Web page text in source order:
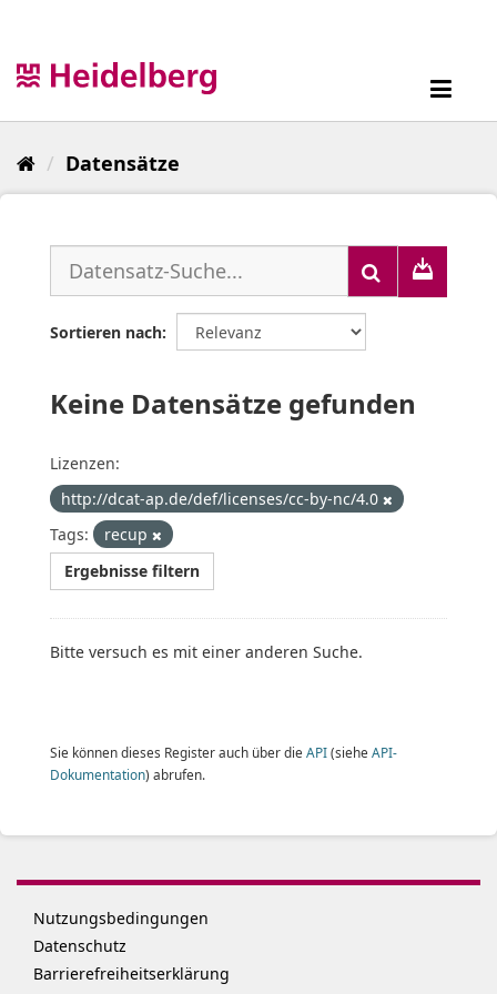
Datensätze
Sortieren nach
Keine Datensätze gefunden
Lizenzen:
http://dcat-ap.de/def/licenses/cc-by-nc/4.0
Tags:
recup
Ergebnisse filtern
Bitte versuch es mit einer anderen Suche.
Sie können dieses Register auch über die API(siehe API-
Dokumentation) abrufen.
Nutzungsbedingungen
Datenschutz
Barrierefreiheitserklärung